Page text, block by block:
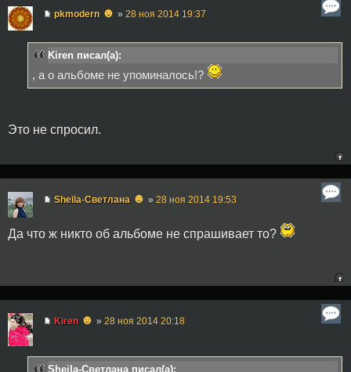
pkmodern ☻ » 28 ноя 2014 19:37
Kiren писал(а):
, а о альбоме не упоминалось!?
Это не спросил.
Sheila-Светлана ☻ » 28 ноя 2014 19:53
Да что ж никто об альбоме не спрашивает то?
Kiren ☻ » 28 ноя 2014 20:18
Sheila-Светлана писал(а):